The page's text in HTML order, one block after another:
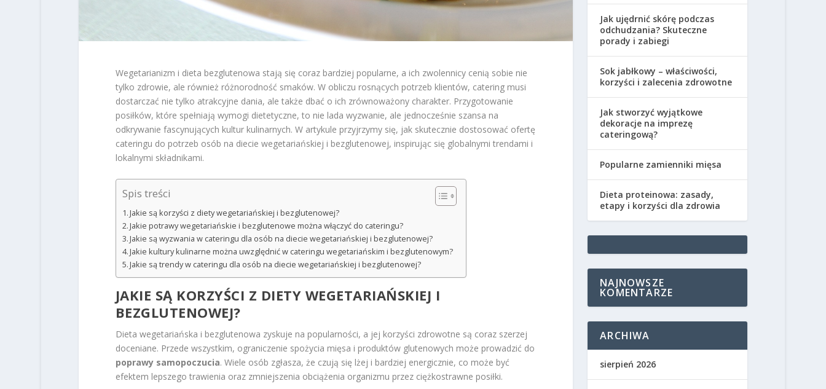
Wegetarianizm i dieta bezglutenowa stają się coraz bardziej popularne, a ich zwolennicy cenią sobie nie
tylko zdrowie, ale również różnorodność smaków. W obliczu rosnących potrzeb klientów, catering musi
dostarczać nie tylko atrakcyjne dania, ale także dbać o ich zrównoważony charakter. Przygotowanie
posiłków, które spełniają wymogi dietetyczne, to nie lada wyzwanie, ale jednocześnie szansa na
odkrywanie fascynujących kultur kulinarnych. W artykule przyjrzymy się, jak skutecznie dostosować ofertę
cateringu do potrzeb osób na diecie wegetariańskiej i bezglutenowej, inspirując się globalnymi trendami i
lokalnymi składnikami.
Spis treści
Jakie są korzyści z diety wegetariańskiej i bezglutenowej?
Jakie potrawy wegetariańskie i bezglutenowe można włączyć do cateringu?
Jakie są wyzwania w cateringu dla osób na diecie wegetariańskiej i bezglutenowej?
Jakie kultury kulinarne można uwzględnić w cateringu wegetariańskim i bezglutenowym?
Jakie są trendy w cateringu dla osób na diecie wegetariańskiej i bezglutenowej?
JAKIE SĄ KORZYŚCI Z DIETY WEGETARIAŃSKIEJ I
BEZGLUTENOWEJ?
Dieta wegetariańska i bezglutenowa zyskuje na popularności, a jej korzyści zdrowotne są coraz szerzej
doceniane. Przede wszystkim, ograniczenie spożycia mięsa i produktów glutenowych może prowadzić do
poprawy samopoczucia. Wiele osób zgłasza, że czują się lżej i bardziej energicznie, co może być
efektem lepszego trawienia oraz zmniejszenia obciążenia organizmu przez ciężkostrawne posiłki.
Jak ujędrnić skórę podczas
odchudzania? Skuteczne
porady i zabiegi
Sok jabłkowy – właściwości,
korzyści i zalecenia zdrowotne
Jak stworzyć wyjątkowe
dekoracje na imprezę
cateringową?
Popularne zamienniki mięsa
Dieta proteinowa: zasady,
etapy i korzyści dla zdrowia
NAJNOWSZE
KOMENTARZE
ARCHIWA
sierpień 2026